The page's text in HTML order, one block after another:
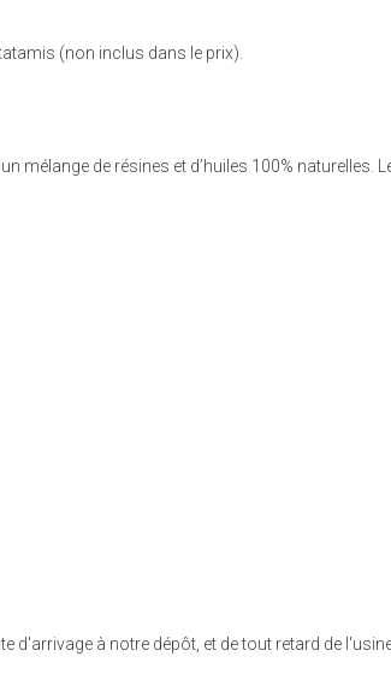
(non inclus dans le prix).
mélange de résines et d’huiles 100% naturelles.
à notre dépôt, et de tout retard de